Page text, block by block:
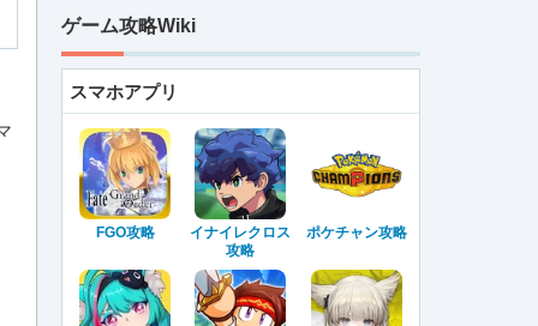
ゲーム攻略Wiki
スマホアプリ
FGO攻略
イナイレクロス
攻略
ポケチャン攻略